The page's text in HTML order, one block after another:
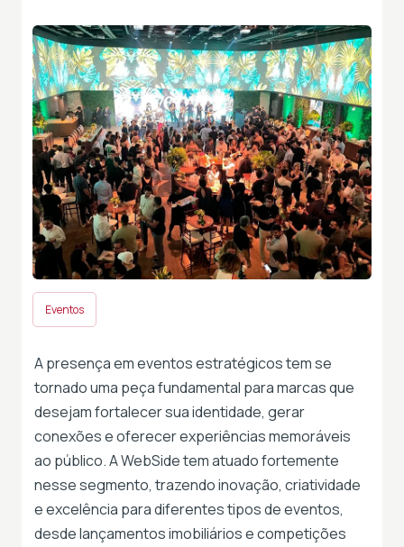
Eventos
A presença em eventos estratégicos tem se
tornado uma peça fundamental para marcas que
desejam fortalecer sua identidade, gerar
conexões e oferecer experiências memoráveis
ao público. A WebSide tem atuado fortemente
nesse segmento, trazendo inovação, criatividade
e excelência para diferentes tipos de eventos,
desde lançamentos imobiliários e competições